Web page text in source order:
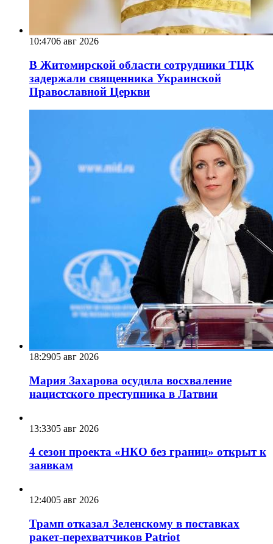
10:4706 авг 2026
В Житомирской области сотрудники ТЦК
задержали священника Украинской
Православной Церкви
18:2905 авг 2026
Мария Захарова осудила восхваление
нацистского преступника в Латвии
13:3305 авг 2026
4 сезон проекта «НКО без границ» открыт к
заявкам
12:4005 авг 2026
Трамп отказал Зеленскому в поставках
ракет-перехватчиков Patriot